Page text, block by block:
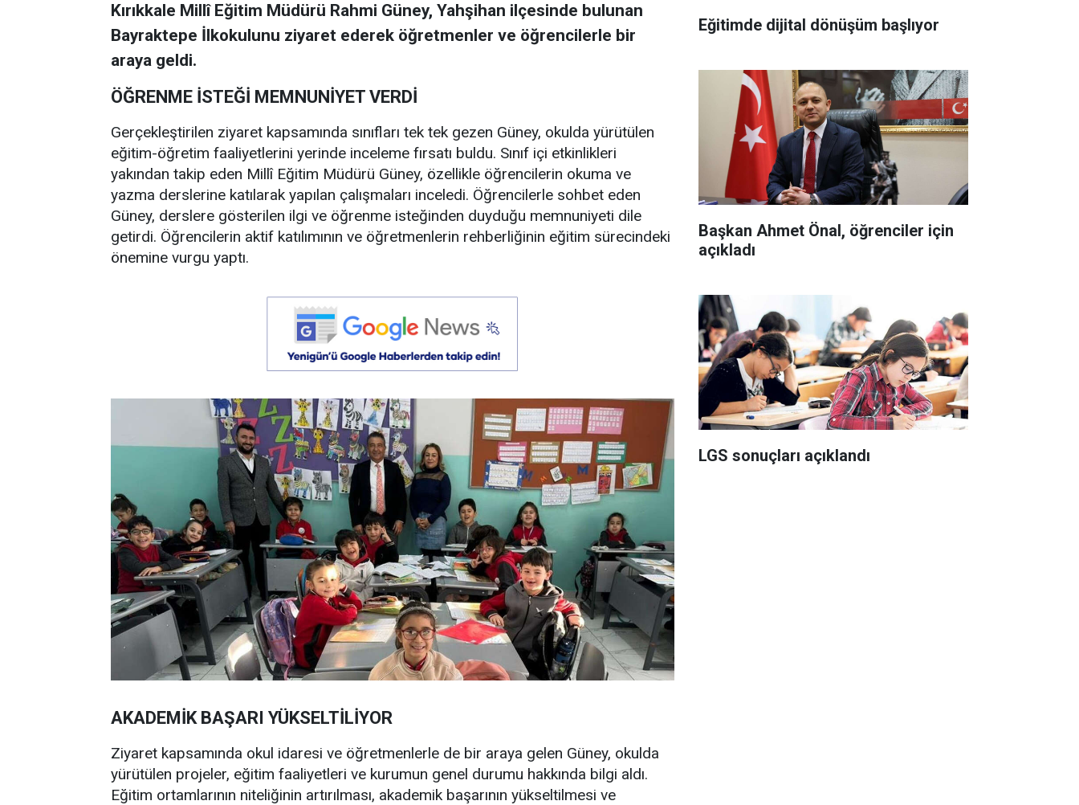
Kırıkkale Millî Eğitim Müdürü Rahmi Güney, Yahşihan ilçesinde bulunan
Bayraktepe İlkokulunu ziyaret ederek öğretmenler ve öğrencilerle bir
araya geldi.
ÖĞRENME İSTEĞİ MEMNUNİYET VERDİ
Gerçekleştirilen ziyaret kapsamında sınıfları tek tek gezen Güney, okulda yürütülen
eğitim-öğretim faaliyetlerini yerinde inceleme fırsatı buldu. Sınıf içi etkinlikleri
yakından takip eden Millî Eğitim Müdürü Güney, özellikle öğrencilerin okuma ve
yazma derslerine katılarak yapılan çalışmaları inceledi. Öğrencilerle sohbet eden
Güney, derslere gösterilen ilgi ve öğrenme isteğinden duyduğu memnuniyeti dile
getirdi. Öğrencilerin aktif katılımının ve öğretmenlerin rehberliğinin eğitim sürecindeki
önemine vurgu yaptı.
AKADEMİK BAŞARI YÜKSELTİLİYOR
Ziyaret kapsamında okul idaresi ve öğretmenlerle de bir araya gelen Güney, okulda
yürütülen projeler, eğitim faaliyetleri ve kurumun genel durumu hakkında bilgi aldı.
Eğitim ortamlarının niteliğinin artırılması, akademik başarının yükseltilmesi ve
Eğitimde dijital dönüşüm başlıyor
Başkan Ahmet Önal, öğrenciler için
açıkladı
LGS sonuçları açıklandı